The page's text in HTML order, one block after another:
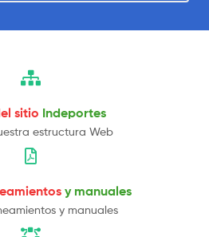
sitio Indeportes
estructura Web
y manuales
y manuales